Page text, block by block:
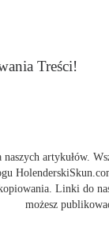
Treści!
artykułów.
Linki do
możesz